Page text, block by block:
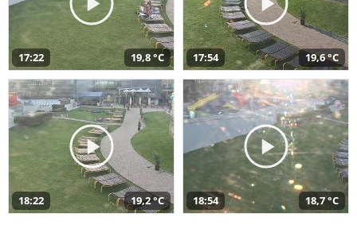
17:22 19,8 °C 17:54 19,6 °C
18:22 19,2 °C 18:54 18,7 °C